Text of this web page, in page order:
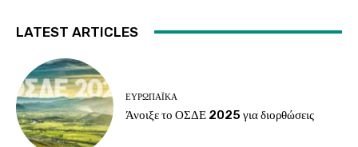
LATEST ARTICLES
ΕΥΡΩΠΑΪΚΆ
Άνοιξε το ΟΣΔΕ 2025 για διορθώσεις